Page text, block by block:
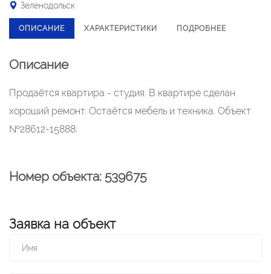
Зеленодольск
ОПИСАНИЕ ХАРАКТЕРИСТИКИ ПОДРОБНЕЕ
Описание
Продаётся квартира - студия. В квартире сделан
хороший ремонт. Остаётся мебель и техника. Объект
№28612-15888.
Номер объекта: 539675
Заявка на объект